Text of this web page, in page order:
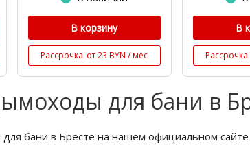
В корзину
Рассрочка от 23 BYN / мес
В
Рассрочка
для бани в
бани в Бресте на нашем официальном сайте